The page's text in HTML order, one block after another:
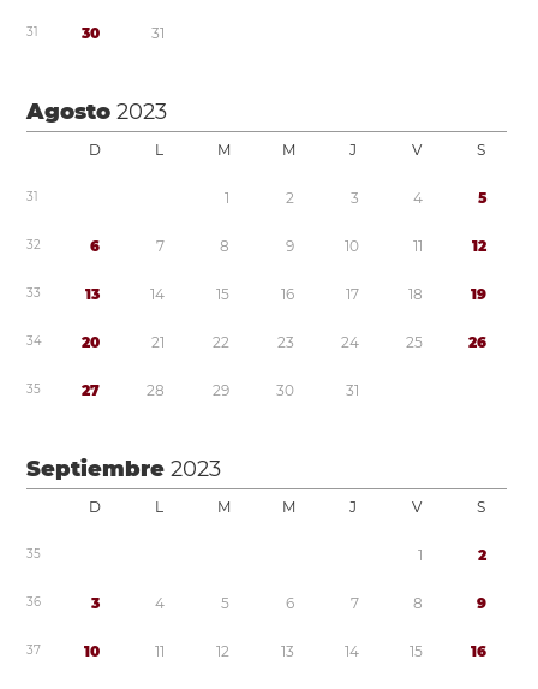
31 30 31
Agosto2023
D L M M J V S
31 1 2 3 4 5
32 6 7 8 9 10 11 12
33 13 14 15 16 17 18 19
34 20 21 22 23 24 25 26
35 27 28 29 30 31
Septiembre2023
D L M M J V S
35 1 2
36 3 4 5 6 7 8 9
37 10 11 12 13 14 15 16